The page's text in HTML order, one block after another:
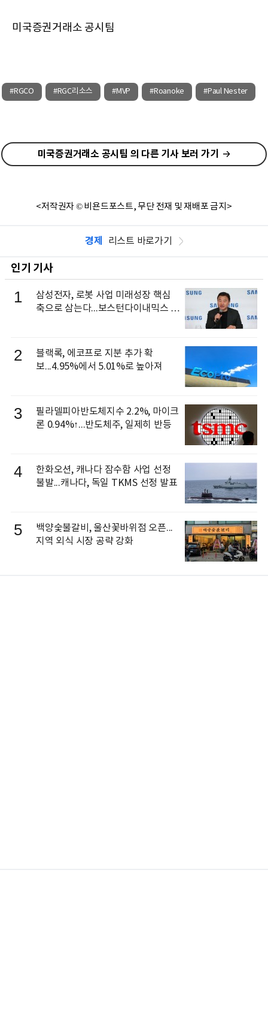
미국증권거래소 공시팀
#RGCO #RGC리소스 #MVP #Roanoke #Paul Nester
미국증권거래소 공시팀 의 다른 기사 보러 가기
<저작권자 © 비욘드포스트, 무단 전재 및 재배포 금지>
경제 리스트 바로가기
인기 기사
1
삼성전자, 로봇 사업 미래성장 핵심
축으로 삼는다...보스턴다이내믹스 출
2
블랙록, 에코프로 지분 추가 확
보...4.95%에서 5.01%로 높아져
3
필라델피아반도체지수 2.2%, 마이크
론 0.94%↑...반도체주, 일제히 반등
4
한화오션, 캐나다 잠수함 사업 선정
불발...캐나다, 독일 TKMS 선정 발표
5
백양숯불갈비, 울산꽃바위점 오픈...
지역 외식 시장 공략 강화